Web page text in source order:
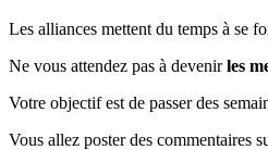
Les alliances mettent du temps à se
Ne vous attendez pas à devenirles
Votre objectif est de passer des
Vous allez poster des commentaires